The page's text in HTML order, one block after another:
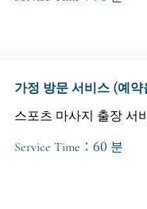
가정 방문 서비스 (예
스포츠 마사지 출장 서
Service Time：60 분